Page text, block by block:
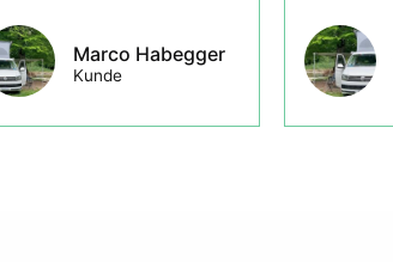
Marco Habegger
Kunde